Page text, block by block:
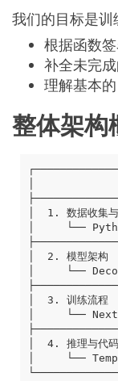
我们的目标是训
根据函数
补全未完
理解基本
整体架构